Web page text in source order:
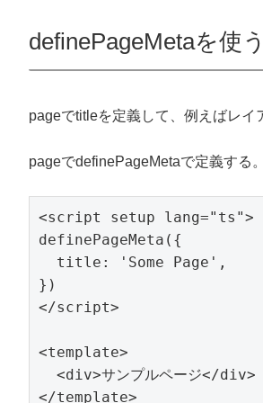
definePageMetaを使う
pageでtitleを定義して、例えばレイ
pageでdefinePageMetaで定義する。
<script setup lang="ts">
definePageMeta({
  title: 'Some Page',
})
</script>
<template>
  <div>サンプルページ</div>